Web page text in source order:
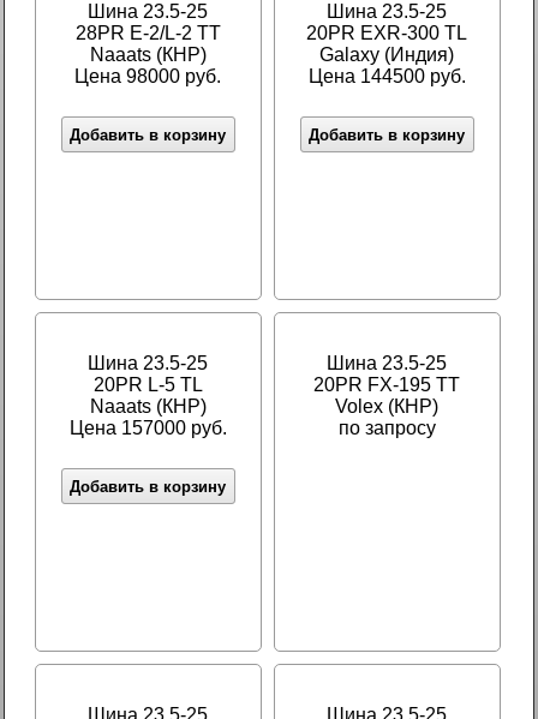
Шина 23.5-25
28PR E-2/L-2 TT
Naaats (КНР)
Цена 98000 руб.
Добавить в корзину
Шина 23.5-25
20PR EXR-300 TL
Galaxy (Индия)
Цена 144500 руб.
Добавить в корзину
Шина 23.5-25
20PR L-5 TL
Naaats (КНР)
Цена 157000 руб.
Добавить в корзину
Шина 23.5-25
20PR FX-195 TT
Volex (КНР)
по запросу